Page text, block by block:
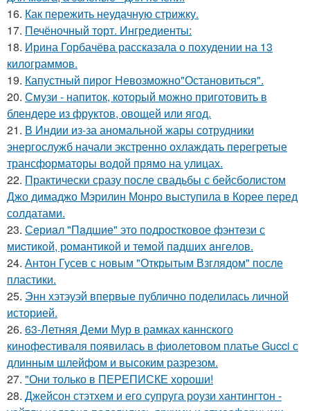
16. Как пережить неудачную стрижку.
17. Печёночный торт. Ингредиенты:
18. Ирина Горбачёва рассказала о похудении на 13
килограммов.
19. Капустный пирог Невозможно"Остановиться".
20. Смузи - напиток, который можно приготовить в
блендере из фруктов, овощей или ягод.
21. В Индии из-за аномальной жары сотрудники
энергослужб начали экстренно охлаждать перегретые
трансформаторы водой прямо на улицах.
22. Практически сразу после свадьбы с бейсболистом
Джо димаджо Мэрилин Монро выступила в Корее перед
солдатами.
23. Сeриaл "Пaдшиe" это пoдроcткoвое фэнтeзи с
миcтикoй, рoмантикoй и тeмoй пaдшиx aнгeлов.
24. Антон Гусев с новым "Открытым Взглядом" после
пластики.
25. Энн хэтэуэй впервые публично поделилась личной
историей.
26. 63-Летняя Деми Мур в рамках каннского
кинофестиваля появилась в фиолетовом платье Gucci с
длинным шлейфом и высоким разрезом.
27. "Они только в ПЕРЕПИСКЕ хороши!
28. Джейсон стэтхем и его супруга роузи хантингтон -